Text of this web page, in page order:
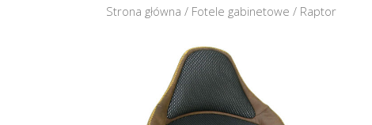
Strona główna / Fotele gabinetowe / Raptor